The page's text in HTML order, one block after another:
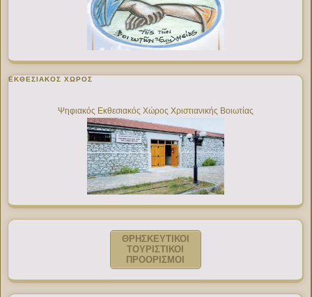
ΕΚΘΕΣΙΑΚΌΣ ΧΏΡΟΣ
Ψηφιακός Εκθεσιακός Χώρος Χριστιανικής Βοιωτίας
ΘΡΗΣΚΕΥΤΙΚΟΙ
ΤΟΥΡΙΣΤΙΚΟΙ
ΠΡΟΟΡΙΣΜΟΙ